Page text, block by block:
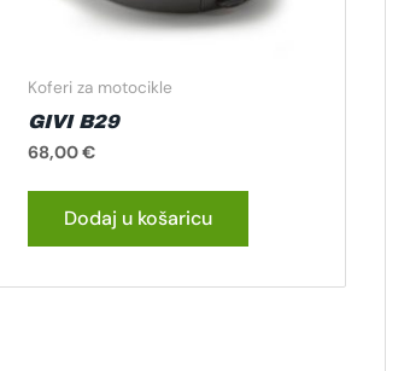
Koferi za motocikle
GIVI B29
68,00€
Dodaj u košaricu